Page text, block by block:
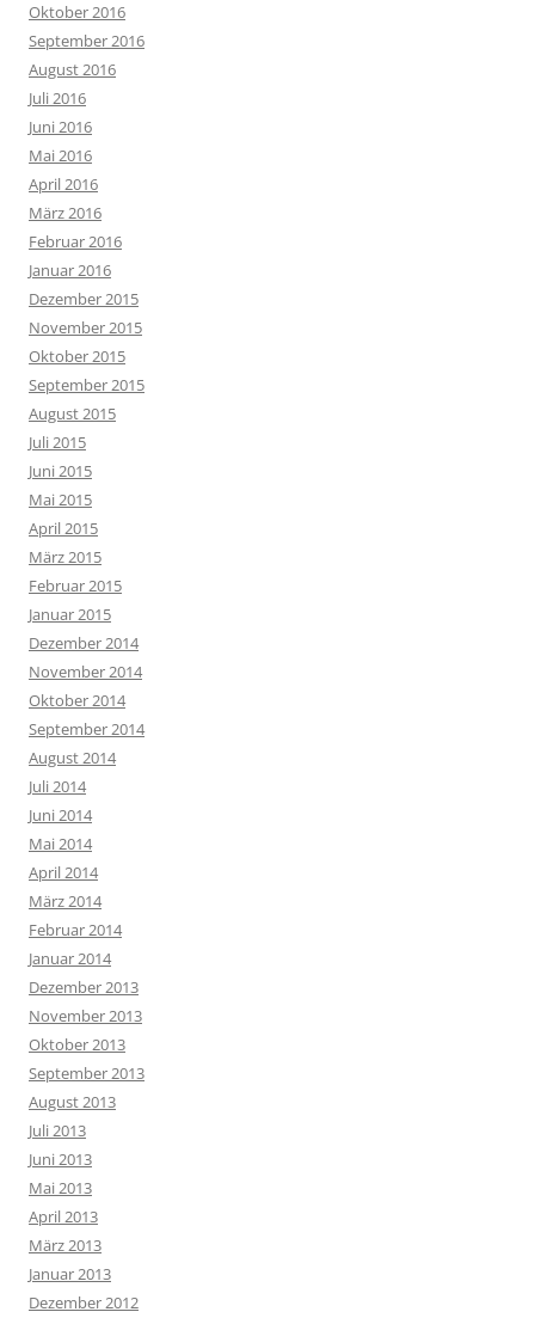
Oktober 2016
September 2016
August 2016
Juli 2016
Juni 2016
Mai 2016
April 2016
März 2016
Februar 2016
Januar 2016
Dezember 2015
November 2015
Oktober 2015
September 2015
August 2015
Juli 2015
Juni 2015
Mai 2015
April 2015
März 2015
Februar 2015
Januar 2015
Dezember 2014
November 2014
Oktober 2014
September 2014
August 2014
Juli 2014
Juni 2014
Mai 2014
April 2014
März 2014
Februar 2014
Januar 2014
Dezember 2013
November 2013
Oktober 2013
September 2013
August 2013
Juli 2013
Juni 2013
Mai 2013
April 2013
März 2013
Januar 2013
Dezember 2012